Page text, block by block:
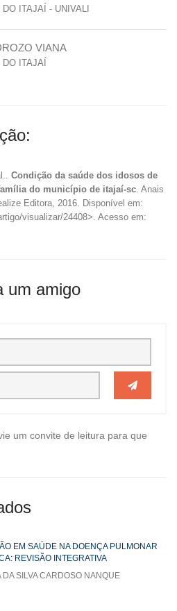
ITAJAÍ - UNIVALI
VIANA
ITAJAÍ
Condição da saúde dos idosos de
do município de itajaí-sc . Anais
Editora, 2016. Disponível em:
visualizar/24408>. Acesso em:
um amigo
um convite de leitura para que
EM SAÚDE NA DOENÇA PULMONAR
REVISÃO INTEGRATIVA
DA SILVA CARDOSO NANQUE